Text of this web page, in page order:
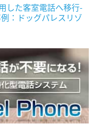
した客室電話へ移行-
：ドッグパレスリゾ